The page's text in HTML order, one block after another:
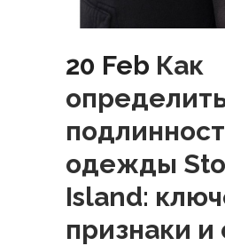
20 Feb Как
одежды
Island:
признаки и